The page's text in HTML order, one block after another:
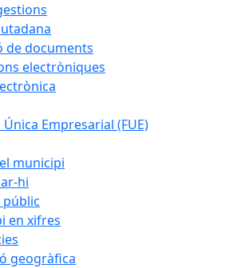
de documents
electròniques
Empresarial (FUE)
municipi
hi
en xifres
geogràfica